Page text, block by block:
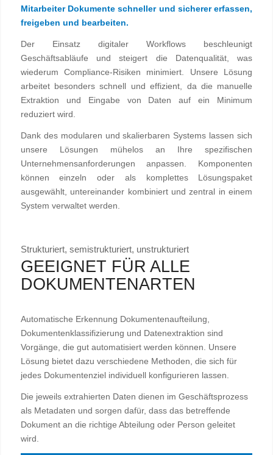
Mitarbeiter Dokumente schneller und sicherer erfassen,
freigeben und bearbeiten.
Der Einsatz digitaler Workflows beschleunigt
Geschäftsabläufe und steigert die Datenqualität, was
wiederum Compliance-Risiken minimiert. Unsere Lösung
arbeitet besonders schnell und effizient, da die manuelle
Extraktion und Eingabe von Daten auf ein Minimum
reduziert wird.
Dank des modularen und skalierbaren Systems lassen sich
unsere Lösungen mühelos an Ihre spezifischen
Unternehmensanforderungen anpassen. Komponenten
können einzeln oder als komplettes Lösungspaket
ausgewählt, untereinander kombiniert und zentral in einem
System verwaltet werden.
Strukturiert, semistrukturiert, unstrukturiert
GEEIGNET FÜR ALLE
DOKUMENTENARTEN
Automatische Erkennung Dokumentenaufteilung,
Dokumentenklassifizierung und Datenextraktion sind
Vorgänge, die gut automatisiert werden können. Unsere
Lösung bietet dazu verschiedene Methoden, die sich für
jedes Dokumentenziel individuell konfigurieren lassen.
Die jeweils extrahierten Daten dienen im Geschäftsprozess
als Metadaten und sorgen dafür, dass das betreffende
Dokument an die richtige Abteilung oder Person geleitet
wird.